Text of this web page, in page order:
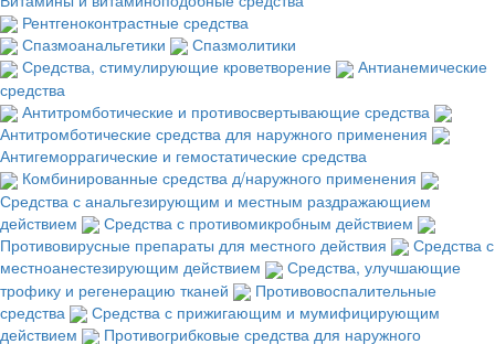
Рентгеноконтрастные средства
Спазмоанальгетики
Спазмолитики
Средства, стимулирующие кроветворение
Антианемические
средства
Антитромботические и противосвертывающие средства
Антитромботические средства для наружного применения
Антигеморрагические и гемостатические средства
Комбинированные средства д/наружного применения
Средства с анальгезирующим и местным раздражающием
действием
Средства с противомикробным действием
Противовирусные препараты для местного действия
Средства с
местноанестезирующим действием
Средства, улучшающие
трофику и регенерацию тканей
Противовоспалительные
средства
Средства с прижигающим и мумифицирующим
действием
Противогрибковые средства для наружного